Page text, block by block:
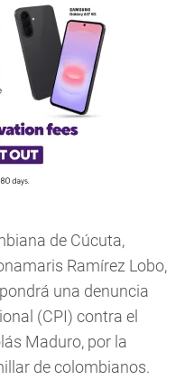
de Cúcuta,
Ramírez Lobo,
una denuncia
(CPI) contra el
Maduro, por la
de colombianos.